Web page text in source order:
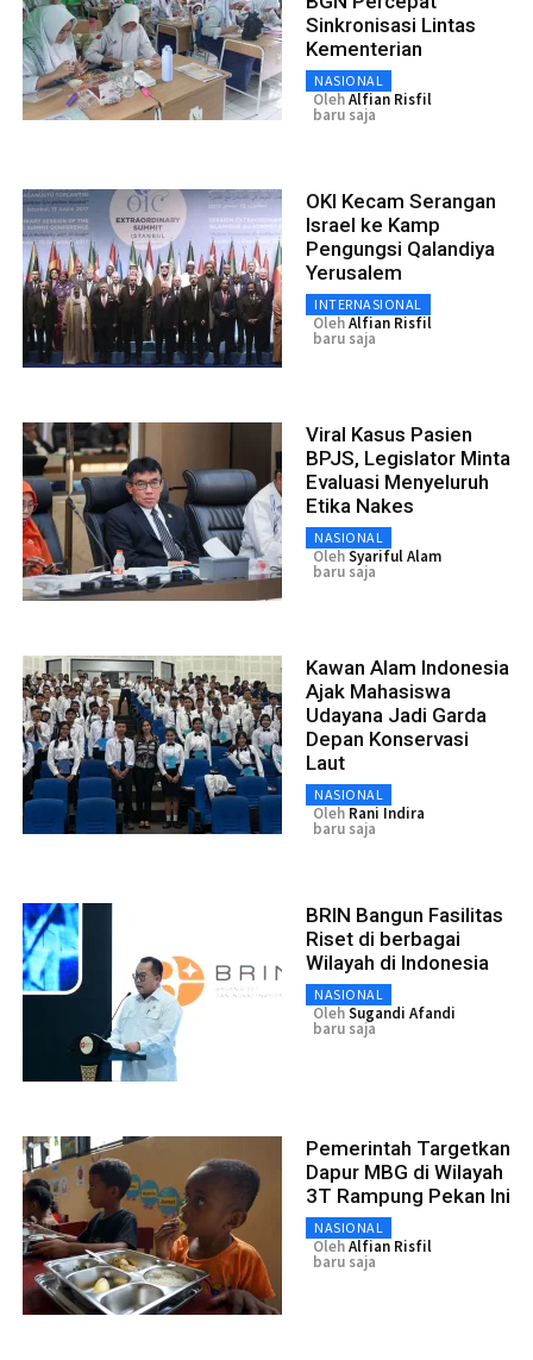
Sinkronisasi Lintas
Kementerian
NASIONAL
OlehAlfian Risfil
baru saja
OKI Kecam Serangan
Israel ke Kamp
Pengungsi Qalandiya
Yerusalem
INTERNASIONAL
OlehAlfian Risfil
baru saja
Viral Kasus Pasien
BPJS, Legislator Minta
Evaluasi Menyeluruh
Etika Nakes
NASIONAL
OlehSyariful Alam
baru saja
Kawan Alam Indonesia
Ajak Mahasiswa
Udayana Jadi Garda
Depan Konservasi
Laut
NASIONAL
Oleh Rani Indira
baru saja
BRIN Bangun Fasilitas
Riset di berbagai
Wilayah di Indonesia
NASIONAL
OlehSugandi Afandi
baru saja
Pemerintah Targetkan
Dapur MBG di Wilayah
3T Rampung Pekan Ini
NASIONAL
OlehAlfian Risfil
baru saja